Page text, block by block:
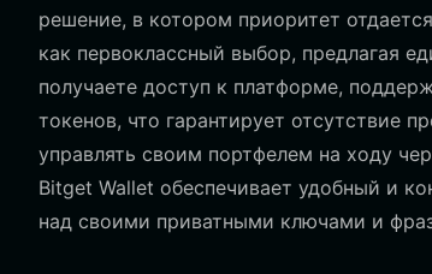
решение, в котором приоритет
как первоклассный выбор, предлагая
получаете доступ к платформе,
токенов, что гарантирует отсутствие
управлять своим портфелем на ходу
Bitget Wallet обеспечивает удобный и
над своими приватными ключами и